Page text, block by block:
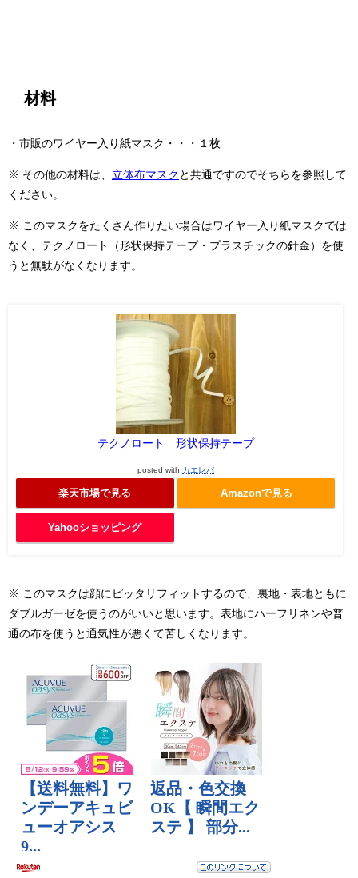
材料
・市販のワイヤー入り紙マスク・・・１枚
※ その他の材料は、 立体布マスク と共通ですのでそちらを参照して
ください。
※ このマスクをたくさん作りたい場合はワイヤー入り紙マスクでは
なく、テクノロート（形状保持テープ・プラスチックの針金）を使
うと無駄がなくなります。
テクノロート 形状保持テープ
posted with カエレバ
楽天市場で見る Amazonで見る
Yahooショッピング
※ このマスクは顔にピッタリフィットするので、裏地・表地ともに
ダブルガーゼを使うのがいいと思います。表地にハーフリネンや普
通の布を使うと通気性が悪くて苦しくなります。